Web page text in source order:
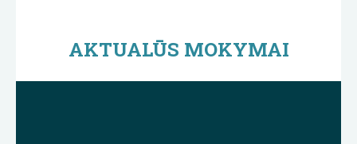
AKTUALŪS MOKYMAI